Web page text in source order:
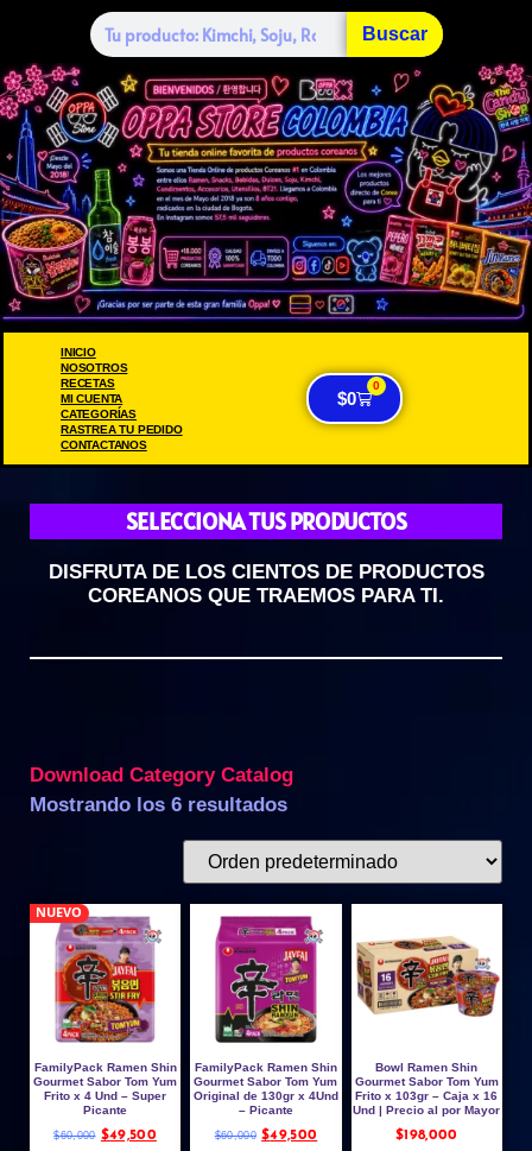
Buscar
INICIO
NOSOTROS
RECETAS
MI CUENTA
CATEGORÍAS
RASTREA TU PEDIDO
CONTACTANOS
$0
0
SELECCIONA TUS PRODUCTOS
DISFRUTA DE LOS CIENTOS DE PRODUCTOS
COREANOS QUE TRAEMOS PARA TI.
Download Category Catalog
Mostrando los 6 resultados
NUEVO
FamilyPack Ramen Shin
Gourmet Sabor Tom Yum
Frito x 4 Und – Super
Picante
$60,000 $49,500
FamilyPack Ramen Shin
Gourmet Sabor Tom Yum
Original de 130gr x 4Und
– Picante
$60,000 $49,500
Bowl Ramen Shin
Gourmet Sabor Tom Yum
Frito x 103gr – Caja x 16
Und | Precio al por Mayor
$198,000